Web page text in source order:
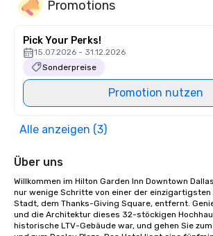
Promotions
Pick Your Perks!
15.07.2026 - 31.12.2026
Sonderpreise
Promotion nutzen
Alle anzeigen (3)
Über uns
Willkommen im Hilton Garden Inn Downtown
nur wenige Schritte von einer der
Stadt, dem Thanks-Giving Square, entfernt.
und die Architektur dieses 32-stöckigen
historische LTV-Gebäude war, und gehen Sie